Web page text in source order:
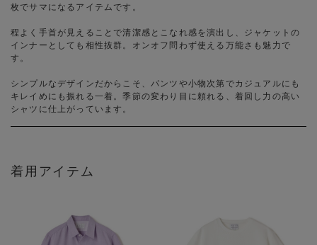
枚でサマになるアイテムです。
程よく手首が見えることで清潔感とこなれ感を演出し、ジャケットの
インナーとしても相性抜群。オンオフ問わず使える万能さも魅力で
す。
シンプルなデザインだからこそ、パンツや小物次第でカジュアルにも
キレイめにも振れる一着。季節の変わり目に頼れる、着回し力の高い
シャツに仕上がっています。
着用アイテム